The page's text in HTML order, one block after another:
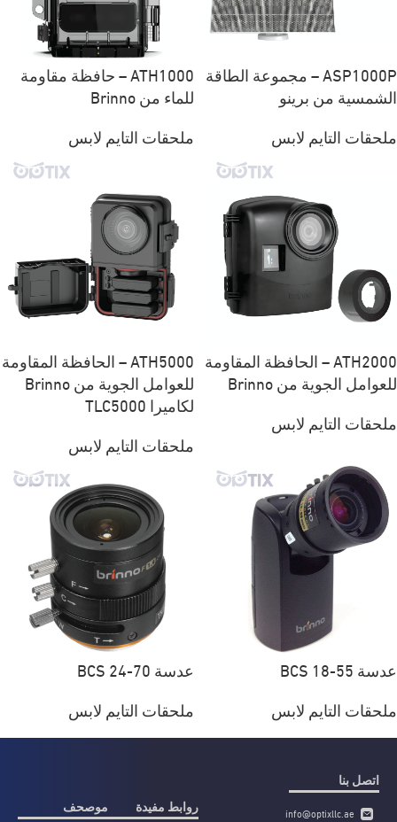
ASP1000P – مجموعة الطاقة
الشمسية من برينو
ملحقات التايم لابس
ATH1000 – حافظة مقاومة
للماء من Brinno
ملحقات التايم لابس
ATH2000 – الحافظة المقاومة
للعوامل الجوية من Brinno
ملحقات التايم لابس
ATH5000 – الحافظة المقاومة
للعوامل الجوية من Brinno
لكاميرا TLC5000
ملحقات التايم لابس
عدسة BCS 18-55
ملحقات التايم لابس
عدسة BCS 24-70
ملحقات التايم لابس
اتصل بنا
info@optixllc.ae روابط مفيدة موصحف